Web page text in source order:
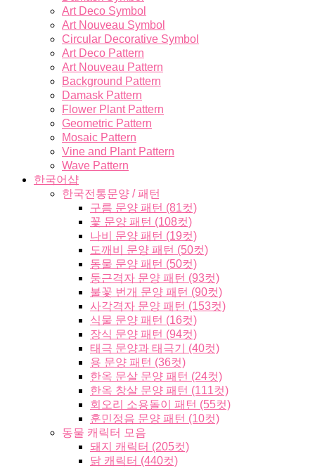
Art Deco Symbol
Art Nouveau Symbol
Circular Decorative Symbol
Art Deco Pattern
Art Nouveau Pattern
Background Pattern
Damask Pattern
Flower Plant Pattern
Geometric Pattern
Mosaic Pattern
Vine and Plant Pattern
Wave Pattern
한국어샵
한국전통문양 / 패턴
구름 문양 패턴 (81컷)
꽃 문양 패턴 (108컷)
나비 문양 패턴 (19컷)
도깨비 문양 패턴 (50컷)
동물 문양 패턴 (50컷)
둥근격자 문양 패턴 (93컷)
불꽃 번개 문양 패턴 (90컷)
사각격자 문양 패턴 (153컷)
식물 문양 패턴 (16컷)
장식 문양 패턴 (94컷)
태극 문양과 태극기 (40컷)
용 문양 패턴 (36컷)
한옥 문살 문양 패턴 (24컷)
한옥 창살 문양 패턴 (111컷)
회오리 소용돌이 패턴 (55컷)
훈민정음 문양 패턴 (10컷)
동물 캐릭터 모음
돼지 캐릭터 (205컷)
닭 캐릭터 (440컷)